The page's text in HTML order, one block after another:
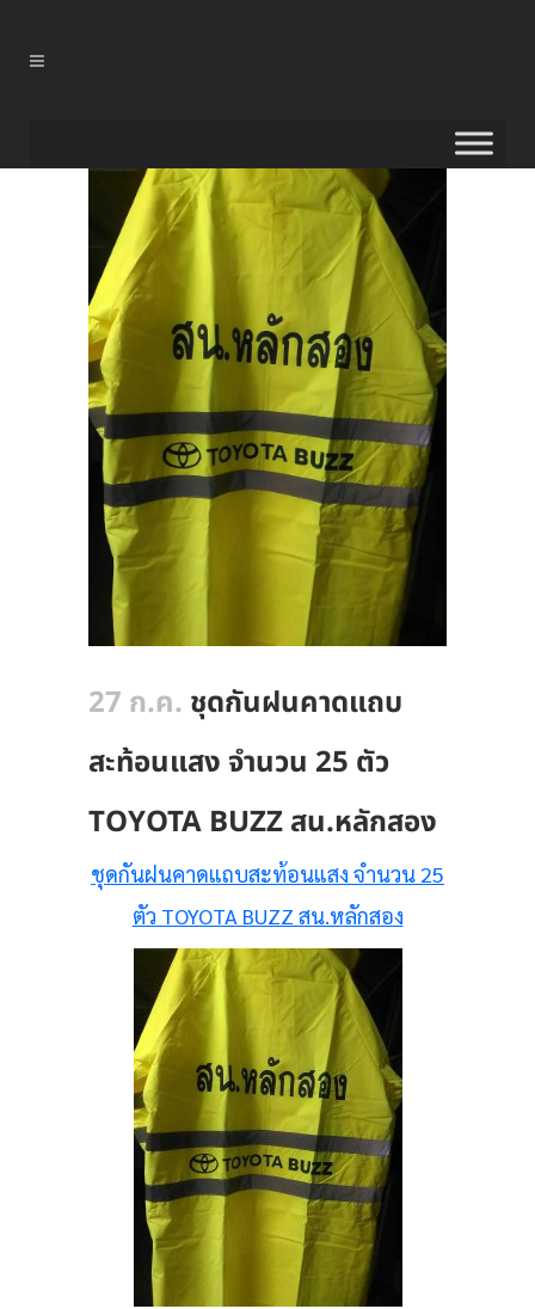
27 ก.ค. ชุดกันฝนคาดแถบ
สะท้อนแสง จำนวน 25 ตัว
TOYOTA BUZZ สน.หลักสอง
ชุดกันฝนคาดแถบสะท้อนแสง จำนวน 25
ตัว TOYOTA BUZZ สน.หลักสอง